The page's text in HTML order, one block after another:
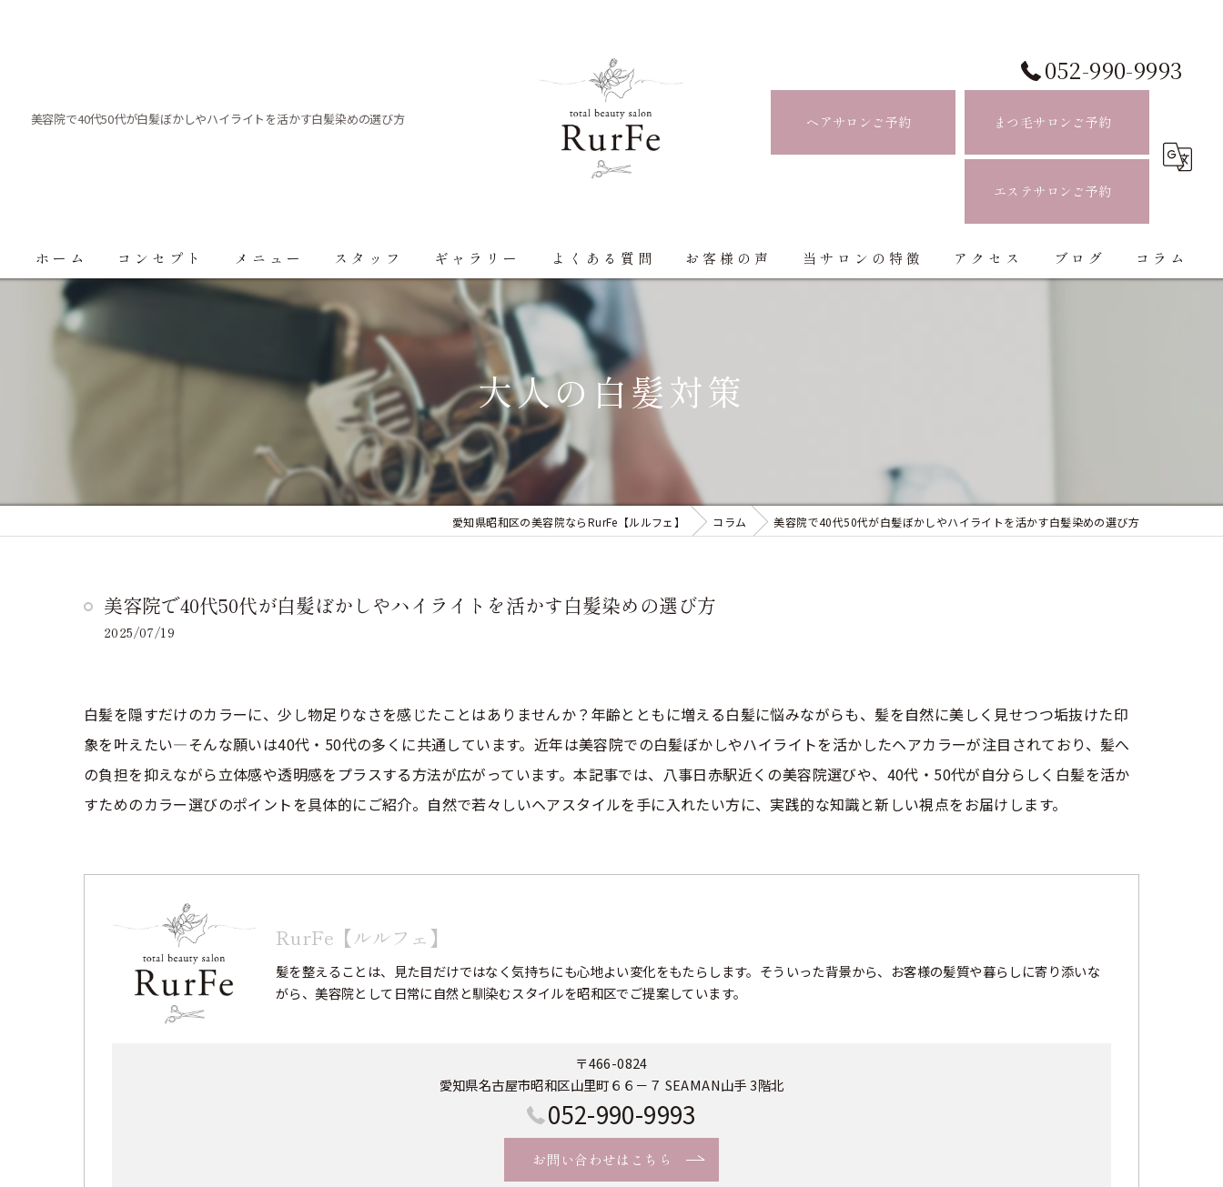
美容院で40代50代が白髪ぼかしやハイライトを活かす白髪染めの選び方
052-990-9993
ヘアサロンご予約 まつ毛サロンご予約
エステサロンご予約
ホーム コンセプト メニュー スタッフ ギャラリー よくある質問 お客様の声 当サロンの特徴
まつ毛パーマ
アクセス ブログ コラム
大人の白髪対策
愛知県昭和区の美容院ならRurFe【ルルフェ】 コラム 美容院で40代50代が白髪ぼかしやハイライトを活かす白髪染めの選び方
美容院で40代50代が白髪ぼかしやハイライトを活かす白髪染めの選び方
2025/07/19
白髪を隠すだけのカラーに、少し物足りなさを感じたことはありませんか？年齢とともに増える白髪に悩みながらも、髪を自然に美しく見せつつ垢抜けた印
象を叶えたい—そんな願いは40代・50代の多くに共通しています。近年は美容院での白髪ぼかしやハイライトを活かしたヘアカラーが注目されており、髪へ
の負担を抑えながら立体感や透明感をプラスする方法が広がっています。本記事では、八事日赤駅近くの美容院選びや、40代・50代が自分らしく白髪を活か
すためのカラー選びのポイントを具体的にご紹介。自然で若々しいヘアスタイルを手に入れたい方に、実践的な知識と新しい視点をお届けします。
RurFe【ルルフェ】
髪を整えることは、見た目だけではなく気持ちにも心地よい変化をもたらします。そういった背景から、お客様の髪質や暮らしに寄り添いな
がら、美容院として日常に自然と馴染むスタイルを昭和区でご提案しています。
〒466-0824
愛知県名古屋市昭和区山里町６６－７ SEAMAN山手 3階北
052-990-9993
お問い合わせはこちら